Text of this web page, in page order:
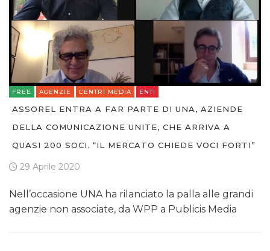
FREE AGENZIE CENTRI MEDIA ENTI
ASSOREL ENTRA A FAR PARTE DI UNA, AZIENDE
DELLA COMUNICAZIONE UNITE, CHE ARRIVA A
QUASI 200 SOCI. “IL MERCATO CHIEDE VOCI FORTI”
29 Aprile 2020
Nell’occasione UNA ha rilanciato la palla alle grandi
agenzie non associate, da WPP a Publicis Media